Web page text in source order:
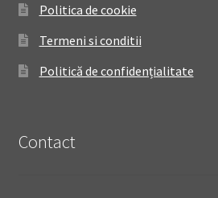
Politica de cookie
Termeni si conditii
Politică de confidențialitate
Contact